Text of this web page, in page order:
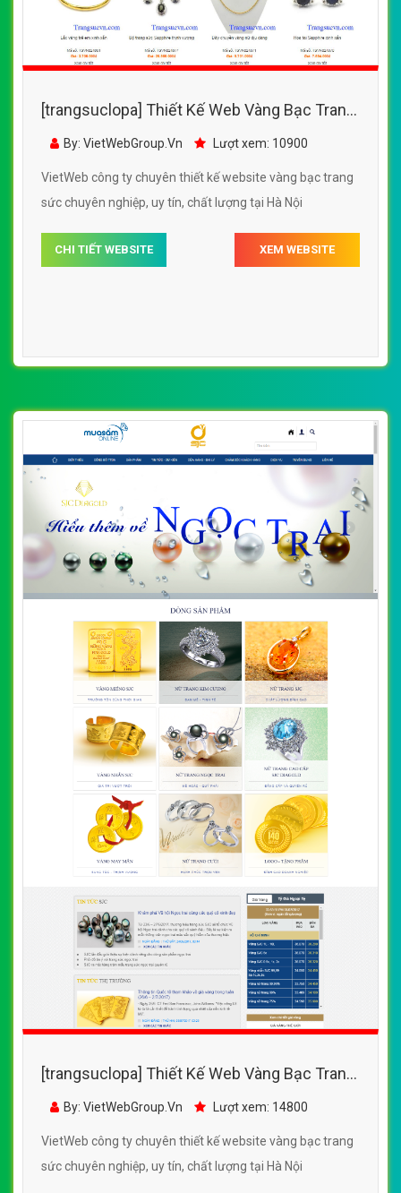
[trangsuclopa] Thiết Kế Web Vàng Bạc Trang
Sức Em Và Tôi đẹp SEO nhanh hiệu quả
By: VietWebGroup.Vn Lượt xem: 10900
VietWeb công ty chuyên thiết kế website vàng bạc trang
sức chuyên nghiệp, uy tín, chất lượng tại Hà Nội
CHI TIẾT WEBSITE XEM WEBSITE
[trangsuclopa] Thiết Kế Web Vàng Bạc Trang
Sức SJC đẹp, chuyên nghiệp chuẩn SEO
By: VietWebGroup.Vn Lượt xem: 14800
VietWeb công ty chuyên thiết kế website vàng bạc trang
sức chuyên nghiệp, uy tín, chất lượng tại Hà Nội